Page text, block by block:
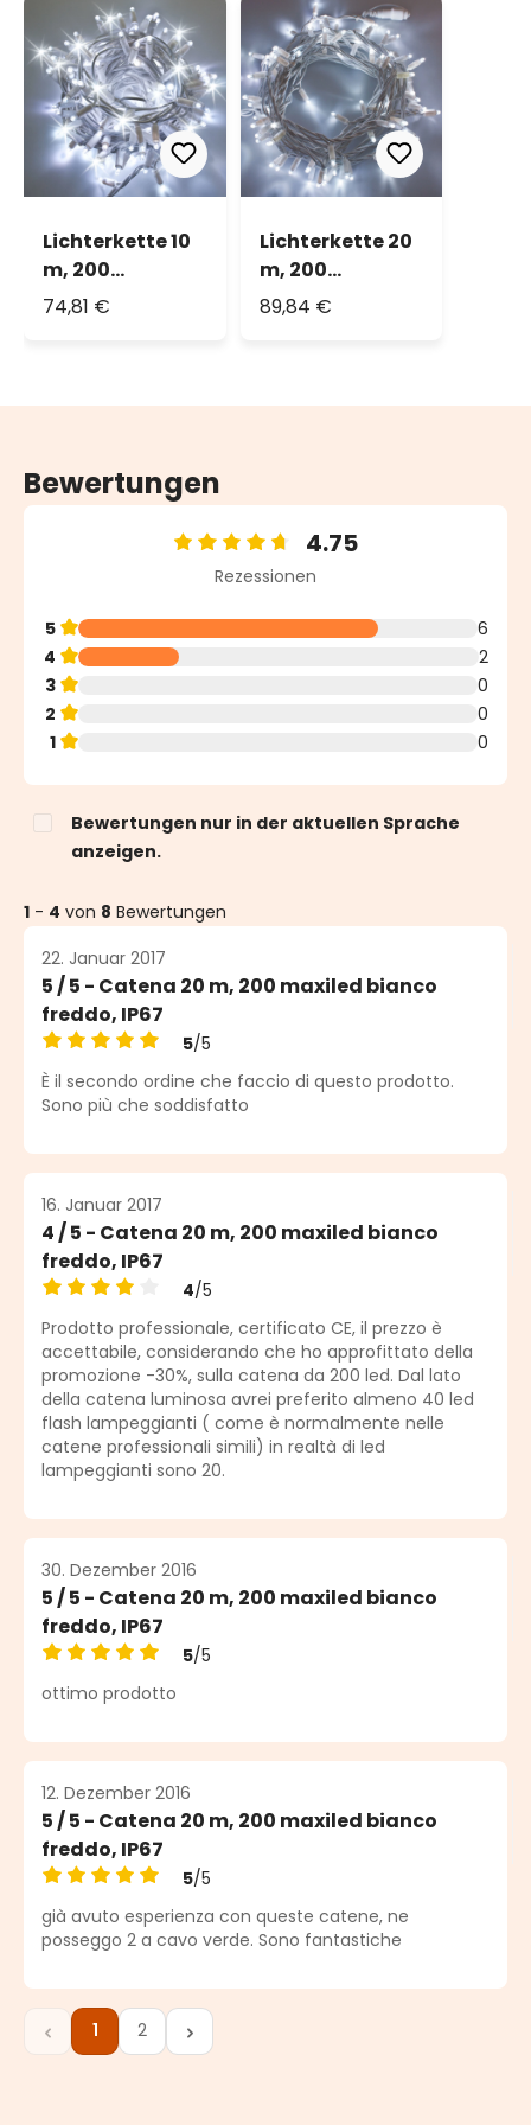
Lichterkette 10
m, 200
kaltweißes
Kabel,
74,81 €
Lichterkette 20
m, 200
kaltweiße
IP67
89,84 €
Bewertungen
Durchschnittliche Bewertung von 4.75 von 5
4.75
Rezessionen
5
6
4
2
3
0
2
0
1
0
Bewertungen nur in der aktuellen Sprache
anzeigen.
1 - 4 von 8 Bewertungen
22. Januar 2017
5 / 5 - Catena 20 m, 200 maxiled bianco
freddo, IP67
Durchschnittliche Bewertung von 5 von 5 Sternen
5/5
È il secondo ordine che faccio di questo prodotto.
Sono più che soddisfatto
16. Januar 2017
4 / 5 - Catena 20 m, 200 maxiled bianco
freddo, IP67
Durchschnittliche Bewertung von 4 von 5 Sternen
4/5
Prodotto professionale, certificato CE, il prezzo è
accettabile, considerando che ho approfittato della
promozione -30%, sulla catena da 200 led. Dal lato
della catena luminosa avrei preferito almeno 40 led
flash lampeggianti ( come è normalmente nelle
catene professionali simili) in realtà di led
lampeggianti sono 20.
30. Dezember 2016
5 / 5 - Catena 20 m, 200 maxiled bianco
freddo, IP67
Durchschnittliche Bewertung von 5 von 5 Sternen
5/5
ottimo prodotto
12. Dezember 2016
5 / 5 - Catena 20 m, 200 maxiled bianco
freddo, IP67
Durchschnittliche Bewertung von 5 von 5 Sternen
5/5
già avuto esperienza con queste catene, ne
posseggo 2 a cavo verde. Sono fantastiche
Seite
1 Seite
2